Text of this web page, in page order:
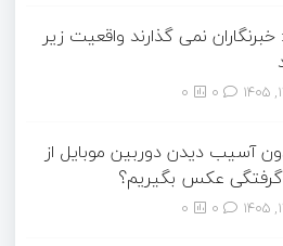
خبرنگاران نمی گذارند واقعیت زیر
0
آسیب دیدن دوربین موبایل از
عکس بگیریم؟
0